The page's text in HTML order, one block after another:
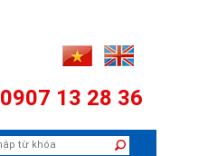
0907 13 28 36